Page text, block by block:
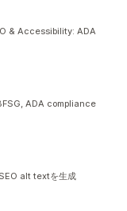
& Accessibility: ADA
ADA compliance
alt textを生成